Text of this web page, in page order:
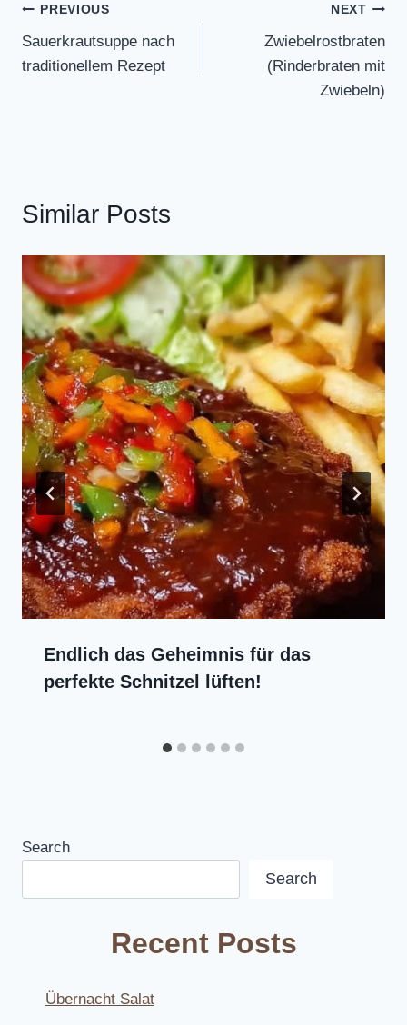
Post
navigation
PREVIOUS
Sauerkrautsuppe nach
traditionellem Rezept
NEXT
Zwiebelrostbraten
(Rinderbraten mit
Zwiebeln)
Similar Posts
Endlich das Geheimnis für das
perfekte Schnitzel lüften!
Search
Search
Recent Posts
Übernacht Salat